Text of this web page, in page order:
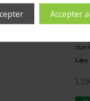
(lev.
Læs